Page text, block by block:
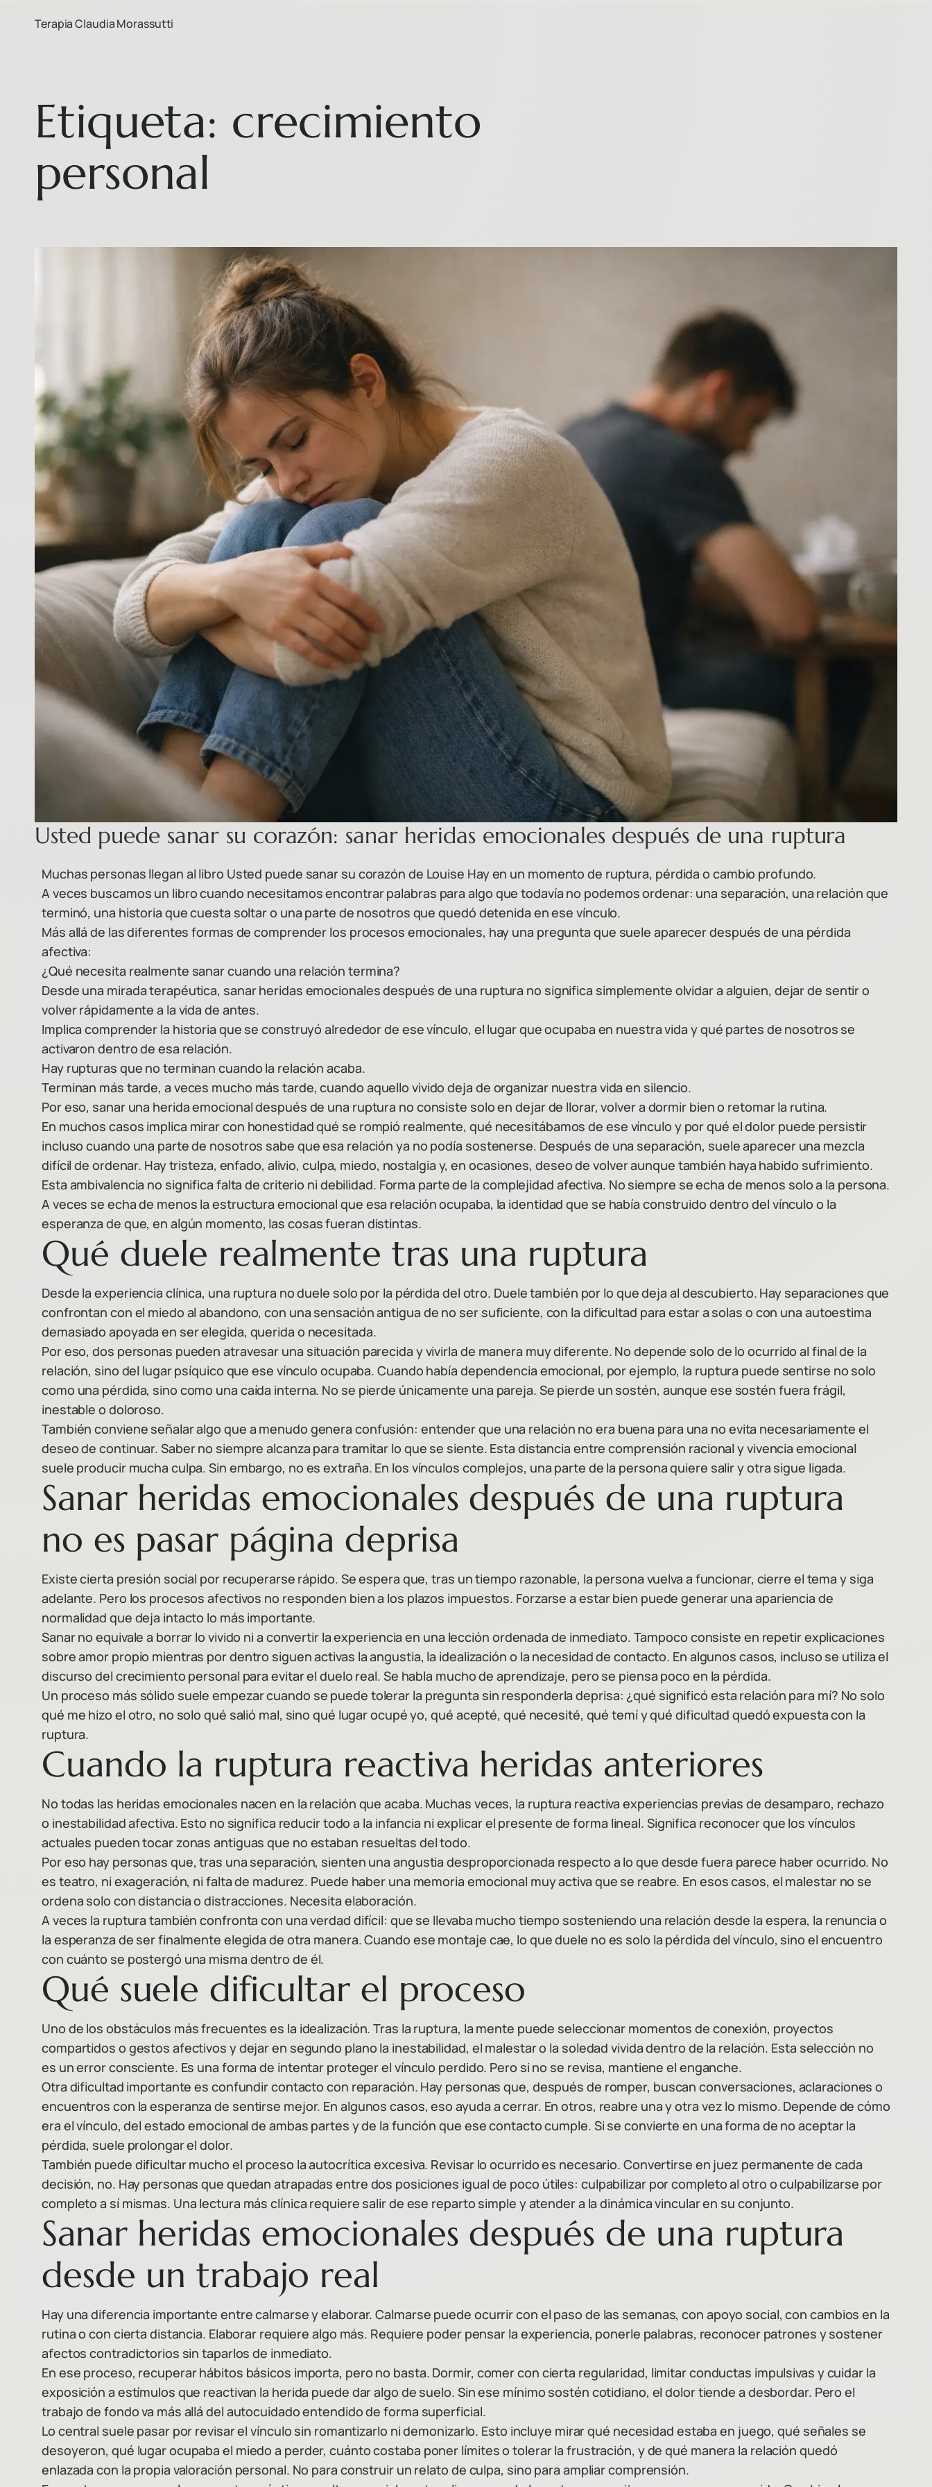
Terapia Claudia Morassutti
Etiqueta: crecimiento
personal
Usted puede sanar su corazón: sanar heridas emocionales después de una ruptura
Muchas personas llegan al libro Usted puede sanar su corazón de Louise Hay en un momento de ruptura, pérdida o cambio profundo.
A veces buscamos un libro cuando necesitamos encontrar palabras para algo que todavía no podemos ordenar: una separación, una relación que
terminó, una historia que cuesta soltar o una parte de nosotros que quedó detenida en ese vínculo.
Más allá de las diferentes formas de comprender los procesos emocionales, hay una pregunta que suele aparecer después de una pérdida
afectiva:
¿Qué necesita realmente sanar cuando una relación termina?
Desde una mirada terapéutica, sanar heridas emocionales después de una ruptura no significa simplemente olvidar a alguien, dejar de sentir o
volver rápidamente a la vida de antes.
Implica comprender la historia que se construyó alrededor de ese vínculo, el lugar que ocupaba en nuestra vida y qué partes de nosotros se
activaron dentro de esa relación.
Hay rupturas que no terminan cuando la relación acaba.
Terminan más tarde, a veces mucho más tarde, cuando aquello vivido deja de organizar nuestra vida en silencio.
Por eso, sanar una herida emocional después de una ruptura no consiste solo en dejar de llorar, volver a dormir bien o retomar la rutina.
En muchos casos implica mirar con honestidad qué se rompió realmente, qué necesitábamos de ese vínculo y por qué el dolor puede persistir
incluso cuando una parte de nosotros sabe que esa relación ya no podía sostenerse. Después de una separación, suele aparecer una mezcla
difícil de ordenar. Hay tristeza, enfado, alivio, culpa, miedo, nostalgia y, en ocasiones, deseo de volver aunque también haya habido sufrimiento.
Esta ambivalencia no significa falta de criterio ni debilidad. Forma parte de la complejidad afectiva. No siempre se echa de menos solo a la persona.
A veces se echa de menos la estructura emocional que esa relación ocupaba, la identidad que se había construido dentro del vínculo o la
esperanza de que, en algún momento, las cosas fueran distintas.
Qué duele realmente tras una ruptura
Desde la experiencia clínica, una ruptura no duele solo por la pérdida del otro. Duele también por lo que deja al descubierto. Hay separaciones que
confrontan con el miedo al abandono, con una sensación antigua de no ser suficiente, con la dificultad para estar a solas o con una autoestima
demasiado apoyada en ser elegida, querida o necesitada.
Por eso, dos personas pueden atravesar una situación parecida y vivirla de manera muy diferente. No depende solo de lo ocurrido al final de la
relación, sino del lugar psíquico que ese vínculo ocupaba. Cuando había dependencia emocional, por ejemplo, la ruptura puede sentirse no solo
como una pérdida, sino como una caída interna. No se pierde únicamente una pareja. Se pierde un sostén, aunque ese sostén fuera frágil,
inestable o doloroso.
También conviene señalar algo que a menudo genera confusión: entender que una relación no era buena para una no evita necesariamente el
deseo de continuar. Saber no siempre alcanza para tramitar lo que se siente. Esta distancia entre comprensión racional y vivencia emocional
suele producir mucha culpa. Sin embargo, no es extraña. En los vínculos complejos, una parte de la persona quiere salir y otra sigue ligada.
Sanar heridas emocionales después de una ruptura
no es pasar página deprisa
Existe cierta presión social por recuperarse rápido. Se espera que, tras un tiempo razonable, la persona vuelva a funcionar, cierre el tema y siga
adelante. Pero los procesos afectivos no responden bien a los plazos impuestos. Forzarse a estar bien puede generar una apariencia de
normalidad que deja intacto lo más importante.
Sanar no equivale a borrar lo vivido ni a convertir la experiencia en una lección ordenada de inmediato. Tampoco consiste en repetir explicaciones
sobre amor propio mientras por dentro siguen activas la angustia, la idealización o la necesidad de contacto. En algunos casos, incluso se utiliza el
discurso del crecimiento personal para evitar el duelo real. Se habla mucho de aprendizaje, pero se piensa poco en la pérdida.
Un proceso más sólido suele empezar cuando se puede tolerar la pregunta sin responderla deprisa: ¿qué significó esta relación para mí? No solo
qué me hizo el otro, no solo qué salió mal, sino qué lugar ocupé yo, qué acepté, qué necesité, qué temí y qué dificultad quedó expuesta con la
ruptura.
Cuando la ruptura reactiva heridas anteriores
No todas las heridas emocionales nacen en la relación que acaba. Muchas veces, la ruptura reactiva experiencias previas de desamparo, rechazo
o inestabilidad afectiva. Esto no significa reducir todo a la infancia ni explicar el presente de forma lineal. Significa reconocer que los vínculos
actuales pueden tocar zonas antiguas que no estaban resueltas del todo.
Por eso hay personas que, tras una separación, sienten una angustia desproporcionada respecto a lo que desde fuera parece haber ocurrido. No
es teatro, ni exageración, ni falta de madurez. Puede haber una memoria emocional muy activa que se reabre. En esos casos, el malestar no se
ordena solo con distancia o distracciones. Necesita elaboración.
A veces la ruptura también confronta con una verdad difícil: que se llevaba mucho tiempo sosteniendo una relación desde la espera, la renuncia o
la esperanza de ser finalmente elegida de otra manera. Cuando ese montaje cae, lo que duele no es solo la pérdida del vínculo, sino el encuentro
con cuánto se postergó una misma dentro de él.
Qué suele dificultar el proceso
Uno de los obstáculos más frecuentes es la idealización. Tras la ruptura, la mente puede seleccionar momentos de conexión, proyectos
compartidos o gestos afectivos y dejar en segundo plano la inestabilidad, el malestar o la soledad vivida dentro de la relación. Esta selección no
es un error consciente. Es una forma de intentar proteger el vínculo perdido. Pero si no se revisa, mantiene el enganche.
Otra dificultad importante es confundir contacto con reparación. Hay personas que, después de romper, buscan conversaciones, aclaraciones o
encuentros con la esperanza de sentirse mejor. En algunos casos, eso ayuda a cerrar. En otros, reabre una y otra vez lo mismo. Depende de cómo
era el vínculo, del estado emocional de ambas partes y de la función que ese contacto cumple. Si se convierte en una forma de no aceptar la
pérdida, suele prolongar el dolor.
También puede dificultar mucho el proceso la autocrítica excesiva. Revisar lo ocurrido es necesario. Convertirse en juez permanente de cada
decisión, no. Hay personas que quedan atrapadas entre dos posiciones igual de poco útiles: culpabilizar por completo al otro o culpabilizarse por
completo a sí mismas. Una lectura más clínica requiere salir de ese reparto simple y atender a la dinámica vincular en su conjunto.
Sanar heridas emocionales después de una ruptura
desde un trabajo real
Hay una diferencia importante entre calmarse y elaborar. Calmarse puede ocurrir con el paso de las semanas, con apoyo social, con cambios en la
rutina o con cierta distancia. Elaborar requiere algo más. Requiere poder pensar la experiencia, ponerle palabras, reconocer patrones y sostener
afectos contradictorios sin taparlos de inmediato.
En ese proceso, recuperar hábitos básicos importa, pero no basta. Dormir, comer con cierta regularidad, limitar conductas impulsivas y cuidar la
exposición a estímulos que reactivan la herida puede dar algo de suelo. Sin ese mínimo sostén cotidiano, el dolor tiende a desbordar. Pero el
trabajo de fondo va más allá del autocuidado entendido de forma superficial.
Lo central suele pasar por revisar el vínculo sin romantizarlo ni demonizarlo. Esto incluye mirar qué necesidad estaba en juego, qué señales se
desoyeron, qué lugar ocupaba el miedo a perder, cuánto costaba poner límites o tolerar la frustración, y de qué manera la relación quedó
enlazada con la propia valoración personal. No para construir un relato de culpa, sino para ampliar comprensión.